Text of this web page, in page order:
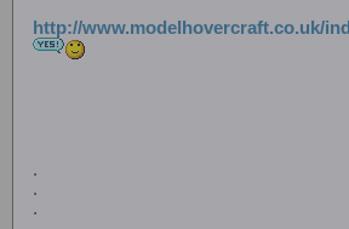
http://www.modelhovercraft.co.uk/
.
.
.